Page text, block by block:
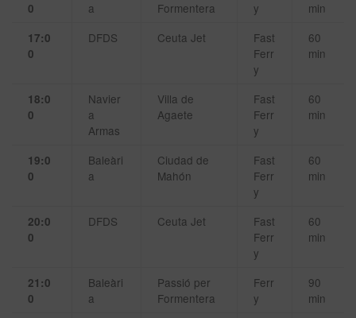
0
a
Formentera
y
min
17:0
0
DFDS Ceuta Jet
Fast
Ferr
y
60
min
18:0
0
Navier
a
Armas
Villa de
Agaete
Fast
Ferr
y
60
min
19:0
0
Baleàri
a
Ciudad de
Mahón
Fast
Ferr
y
60
min
20:0
0
DFDS Ceuta Jet
Fast
Ferr
y
60
min
21:0
0
Baleàri
a
Passió per
Formentera
Ferr
y
90
min